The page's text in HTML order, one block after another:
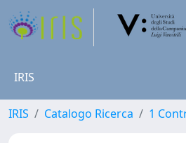
IRIS
IRIS Catalogo Ricerca 1